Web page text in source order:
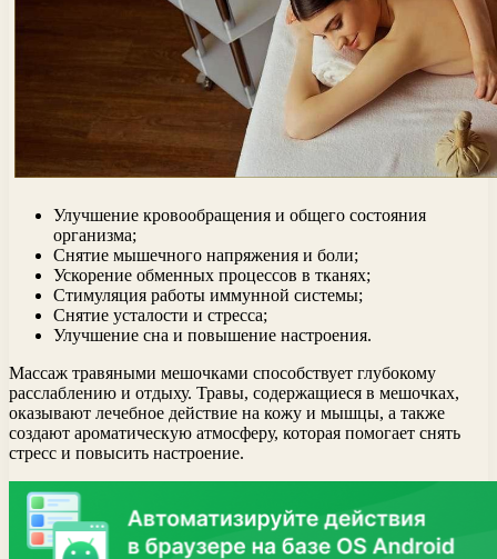
Улучшение кровообращения и общего состояния
организма;
Снятие мышечного напряжения и боли;
Ускорение обменных процессов в тканях;
Стимуляция работы иммунной системы;
Снятие усталости и стресса;
Улучшение сна и повышение настроения.
Массаж травяными мешочками способствует глубокому
расслаблению и отдыху. Травы, содержащиеся в мешочках,
оказывают лечебное действие на кожу и мышцы, а также
создают ароматическую атмосферу, которая помогает снять
стресс и повысить настроение.